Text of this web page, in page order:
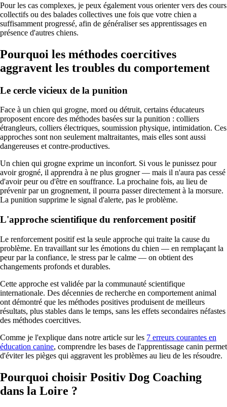
Pour les cas complexes, je peux également vous orienter vers des cours
collectifs ou des balades collectives une fois que votre chien a
suffisamment progressé, afin de généraliser ses apprentissages en
présence d'autres chiens.
Pourquoi les méthodes coercitives
aggravent les troubles du comportement
Le cercle vicieux de la punition
Face à un chien qui grogne, mord ou détruit, certains éducateurs
proposent encore des méthodes basées sur la punition : colliers
étrangleurs, colliers électriques, soumission physique, intimidation. Ces
approches sont non seulement maltraitantes, mais elles sont aussi
dangereuses et contre-productives.
Un chien qui grogne exprime un inconfort. Si vous le punissez pour
avoir grogné, il apprendra à ne plus grogner — mais il n'aura pas cessé
d'avoir peur ou d'être en souffrance. La prochaine fois, au lieu de
prévenir par un grognement, il pourra passer directement à la morsure.
La punition supprime le signal d'alerte, pas le problème.
L'approche scientifique du renforcement positif
Le renforcement positif est la seule approche qui traite la cause du
problème. En travaillant sur les émotions du chien — en remplaçant la
peur par la confiance, le stress par le calme — on obtient des
changements profonds et durables.
Cette approche est validée par la communauté scientifique
internationale. Des décennies de recherche en comportement animal
ont démontré que les méthodes positives produisent de meilleurs
résultats, plus stables dans le temps, sans les effets secondaires néfastes
des méthodes coercitives.
Comme je l'explique dans notre article sur les 7 erreurs courantes en
éducation canine, comprendre les bases de l'apprentissage canin permet
d'éviter les pièges qui aggravent les problèmes au lieu de les résoudre.
Pourquoi choisir Positiv Dog Coaching
dans la Loire ?